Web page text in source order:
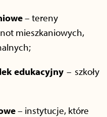
– tereny
mieszkaniowych,
edukacyjny– szkoły
– instytucje, które